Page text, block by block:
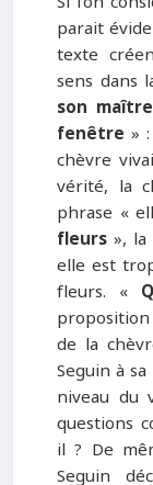
parait
texte
sens dans
son maître
fenêtre »
chèvre
vérité, la
phrase «
fleurs »,
elle est
fleurs. «
de la
Seguin à
niveau du
questions
il ? De
Seguin